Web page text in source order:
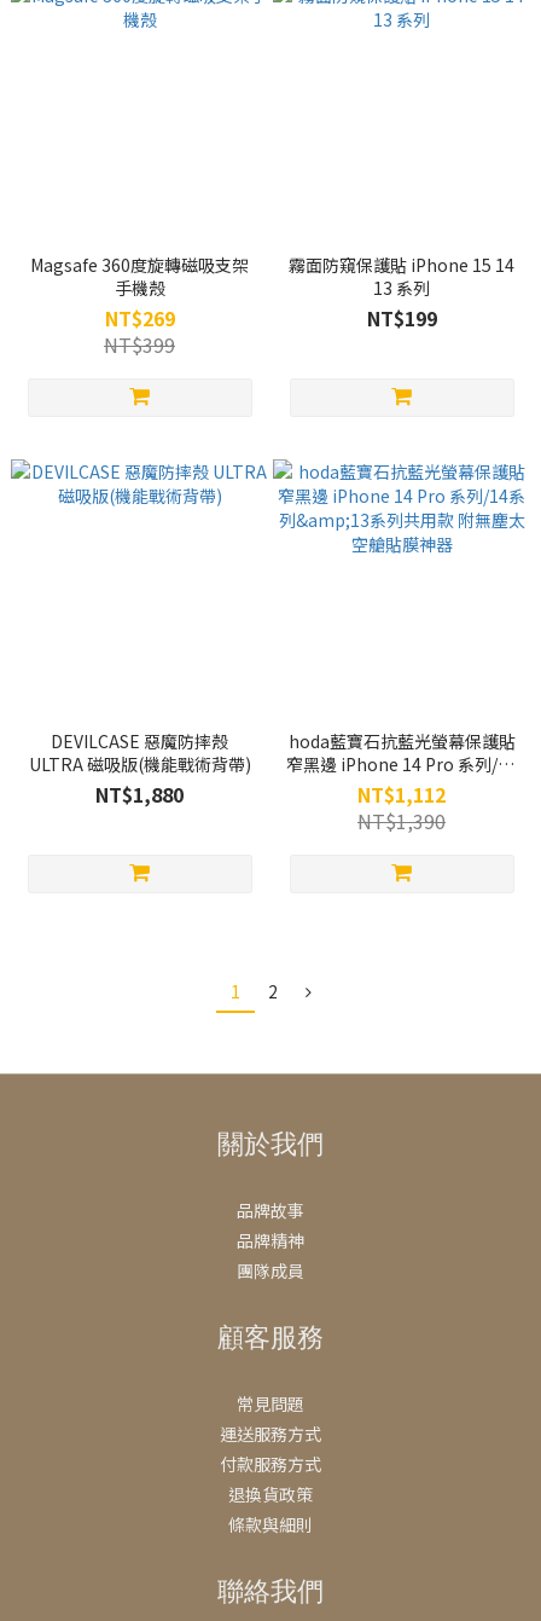
Magsafe 360度旋轉磁吸支架
手機殼
NT$269
NT$399
霧面防窺保護貼 iPhone 15 14
13 系列
NT$199
DEVILCASE 惡魔防摔殼
ULTRA 磁吸版(機能戰術背帶)
NT$1,880
hoda藍寶石抗藍光螢幕保護貼
窄黑邊 iPhone 14 Pro 系列/14
系列&13系列共用款 附無塵太
空艙貼膜神器
NT$1,112
NT$1,390
1 2
關於我們
品牌故事
品牌精神
團隊成員
顧客服務
常見問題
運送服務方式
付款服務方式
退換貨政策
條款與細則
聯絡我們